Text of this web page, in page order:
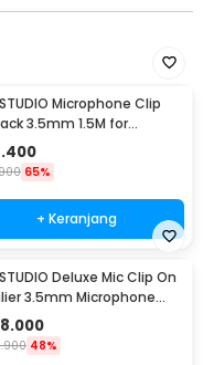
Microphone Clip
3.5mm 1.5M for
Laptop - SR-503
65%
+ Keranjang
Deluxe Mic Clip On
3.5mm Microphone
- EY-510A
48%